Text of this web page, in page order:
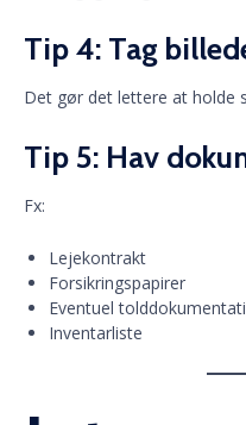
Tip 4: Tag
Det gør det lettere at holde
Tip 5: Hav
Fx:
Lejekontrakt
Forsikringspapirer
Eventuel
Inventarliste